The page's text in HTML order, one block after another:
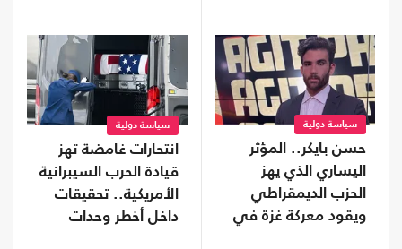
سياسة دولية
حسن بايكر.. المؤثر
اليساري الذي يهز
الحزب الديمقراطي
ويقود معركة غزة في
سياسة دولية
انتحارات غامضة تهز
قيادة الحرب السيبرانية
الأمريكية.. تحقيقات
داخل أخطر وحدات